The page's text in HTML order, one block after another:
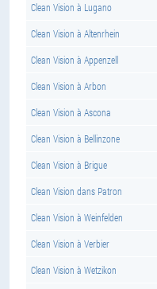
Clean Vision à Lugano
Clean Vision à Altenrhein
Clean Vision à Appenzell
Clean Vision à Arbon
Clean Vision à Ascona
Clean Vision à Bellinzone
Clean Vision à Brigue
Clean Vision dans Patron
Clean Vision à Weinfelden
Clean Vision à Verbier
Clean Vision à Wetzikon